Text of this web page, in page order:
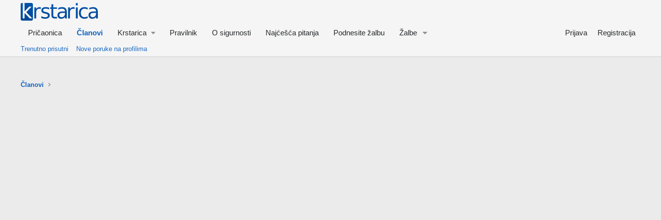
Pričaonica Članovi Krstarica Pravilnik O sigurnosti Najćešća pitanja Podnesite žalbu Žalbe Prijava Registracija
Trenutno prisutni Nove poruke na profilima
Članovi